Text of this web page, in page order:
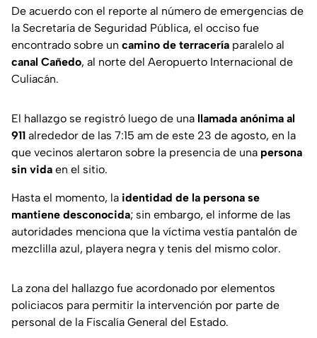
De acuerdo con el reporte al número de emergencias de
la Secretaría de Seguridad Pública, el occiso fue
encontrado sobre un camino de terracería paralelo al
canal Cañedo, al norte del Aeropuerto Internacional de
Culiacán.
El hallazgo se registró luego de una llamada anónima al
911 alrededor de las 7:15 am de este 23 de agosto, en la
que vecinos alertaron sobre la presencia de una persona
sin vida en el sitio.
Hasta el momento, la identidad de la persona se
mantiene desconocida; sin embargo, el informe de las
autoridades menciona que la víctima vestía pantalón de
mezclilla azul, playera negra y tenis del mismo color.
La zona del hallazgo fue acordonado por elementos
policiacos para permitir la intervención por parte de
personal de la Fiscalía General del Estado.